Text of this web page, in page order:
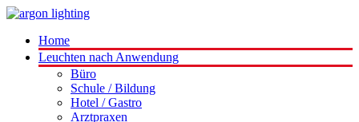
Home
Leuchten nach Anwendung
Büro
Schule / Bildung
Hotel / Gastro
Arztpraxen